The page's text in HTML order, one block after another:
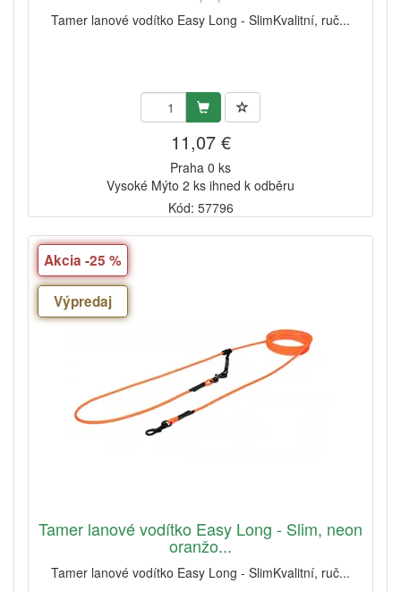
Tamer lanové vodítko Easy Long - SlimKvalitní, ruč...
11,07 €
Praha 0 ks
Vysoké Mýto 2 ks ihned k odběru
Kód: 57796
Akcia -25 %
Výpredaj
Tamer lanové vodítko Easy Long - Slim, neon
oranžo...
Tamer lanové vodítko Easy Long - SlimKvalitní, ruč...